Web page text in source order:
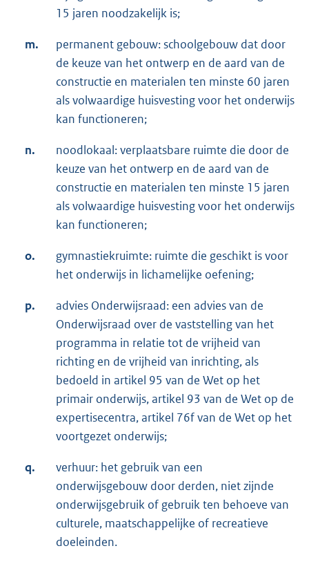
15 jaren noodzakelijk is;
m.
permanent gebouw: schoolgebouw dat door
de keuze van het ontwerp en de aard van de
constructie en materialen ten minste 60 jaren
als volwaardige huisvesting voor het onderwijs
kan functioneren;
n.
noodlokaal: verplaatsbare ruimte die door de
keuze van het ontwerp en de aard van de
constructie en materialen ten minste 15 jaren
als volwaardige huisvesting voor het onderwijs
kan functioneren;
o.
gymnastiekruimte: ruimte die geschikt is voor
het onderwijs in lichamelijke oefening;
p.
advies Onderwijsraad: een advies van de
Onderwijsraad over de vaststelling van het
programma in relatie tot de vrijheid van
richting en de vrijheid van inrichting, als
bedoeld in artikel 95 van de Wet op het
primair onderwijs, artikel 93 van de Wet op de
expertisecentra, artikel 76f van de Wet op het
voortgezet onderwijs;
q.
verhuur: het gebruik van een
onderwijsgebouw door derden, niet zijnde
onderwijsgebruik of gebruik ten behoeve van
culturele, maatschappelijke of recreatieve
doeleinden.